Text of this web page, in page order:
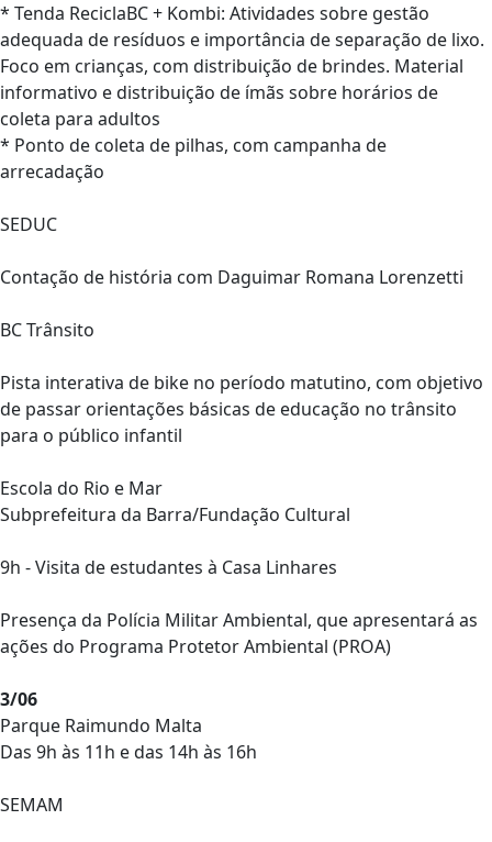
* Tenda ReciclaBC + Kombi: Atividades sobre gestão
adequada de resíduos e importância de separação de lixo.
Foco em crianças, com distribuição de brindes. Material
informativo e distribuição de ímãs sobre horários de
coleta para adultos
* Ponto de coleta de pilhas, com campanha de
arrecadação
SEDUC
Contação de história com Daguimar Romana Lorenzetti
BC Trânsito
Pista interativa de bike no período matutino, com objetivo
de passar orientações básicas de educação no trânsito
para o público infantil
Escola do Rio e Mar
Subprefeitura da Barra/Fundação Cultural
9h - Visita de estudantes à Casa Linhares
Presença da Polícia Militar Ambiental, que apresentará as
ações do Programa Protetor Ambiental (PROA)
3/06
Parque Raimundo Malta
Das 9h às 11h e das 14h às 16h
SEMAM